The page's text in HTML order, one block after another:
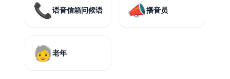
📞语音信箱问候语 📣播音员
🧓老年